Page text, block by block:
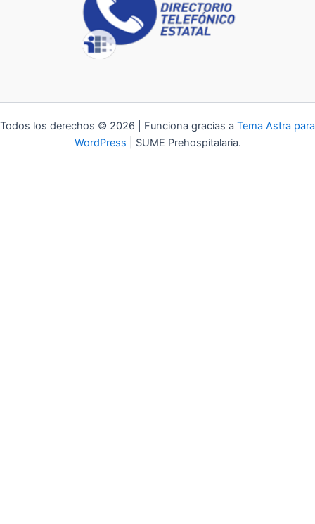
Todos los derechos © 2026 | Funciona gracias a Tema Astra para
WordPress | SUME Prehospitalaria.